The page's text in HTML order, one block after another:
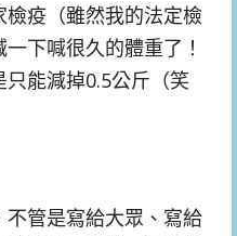
疫（雖然我的法定檢
下喊很久的體重了！
能減掉0.5公斤（笑
管是寫給大眾、寫給